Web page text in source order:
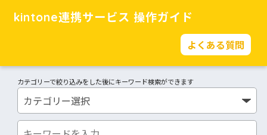
kintone連携サービス 操作ガイド
よくある質問
カテゴリーで絞り込みをした後にキーワード検索ができます